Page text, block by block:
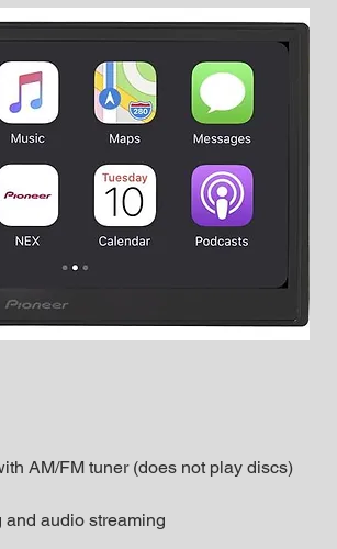
AM/FM tuner (does not play discs)
audio streaming